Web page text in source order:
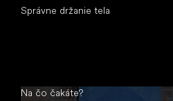
Správne držanie tela
Na čo čakáte?